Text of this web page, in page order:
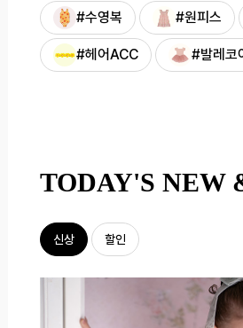
#수영복 #원피스
#헤어ACC #발레코
TODAY'S NEW
신상 할인